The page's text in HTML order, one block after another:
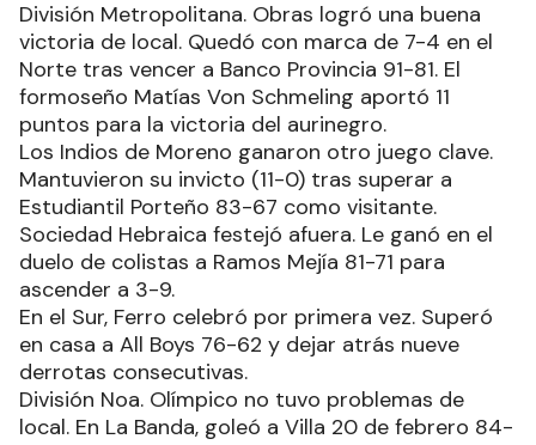
División Metropolitana. Obras logró una buena
victoria de local. Quedó con marca de 7-4 en el
Norte tras vencer a Banco Provincia 91-81. El
formoseño Matías Von Schmeling aportó 11
puntos para la victoria del aurinegro.
Los Indios de Moreno ganaron otro juego clave.
Mantuvieron su invicto (11-0) tras superar a
Estudiantil Porteño 83-67 como visitante.
Sociedad Hebraica festejó afuera. Le ganó en el
duelo de colistas a Ramos Mejía 81-71 para
ascender a 3-9.
En el Sur, Ferro celebró por primera vez. Superó
en casa a All Boys 76-62 y dejar atrás nueve
derrotas consecutivas.
División Noa. Olímpico no tuvo problemas de
local. En La Banda, goleó a Villa 20 de febrero 84-